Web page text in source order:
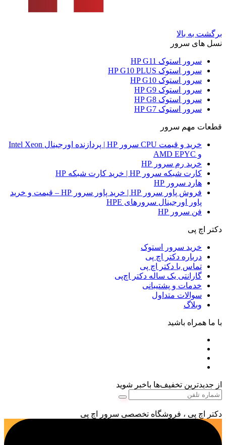
برگشت به بالا
نسل های سرور
سرور استوک HP G11
سرور استوک HP G10 PLUS
سرور استوک HP G10
سرور استوک HP G9
سرور استوک HP G8
سرور استوک HP G7
قطعات مهم سرور
خرید و قیمت CPU سرور HP | پردازنده اورجینال Intel Xeon
و AMD EPYC
خرید رم سرور HP
کارت شبکه سرور HP | خرید کارت شبکه HP
هارد سرور HP
فروش پاور سرور HP | خرید پاور سرور HP – قیمت و خرید
پاور اورجینال سرورهای HPE
فن سرور HP
دکتر اچ پی
خرید سرور استوک
درباره دکتر اچ پی
تماس با دکتر اچ پی
گارانتی یک ساله دکتر اچ‌پی
خدمات و پشتیبانی
سوالات متداول
وبلاگ
با ما همراه باشید
از جدیدترین تخفیف‌ها باخبر شوید
دکتر اچ پی ، فروشگاه تخصصی سرور اچ پی